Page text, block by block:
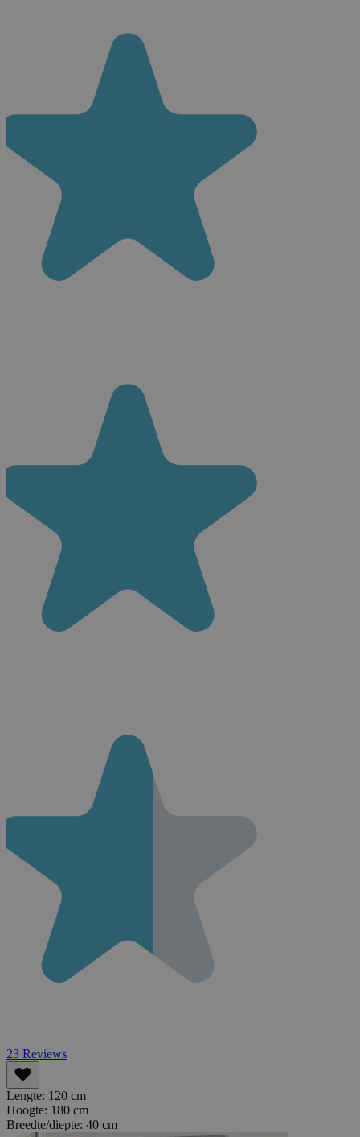
23 Reviews
Lengte: 120 cm
Hoogte: 180 cm
Breedte/diepte: 40 cm